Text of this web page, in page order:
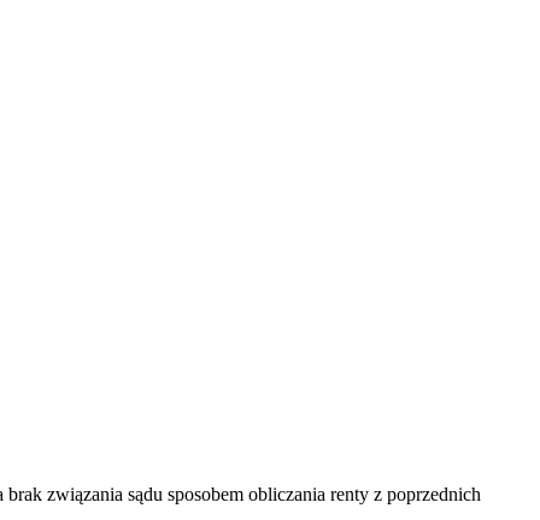
związania sądu sposobem obliczania renty z poprzednich